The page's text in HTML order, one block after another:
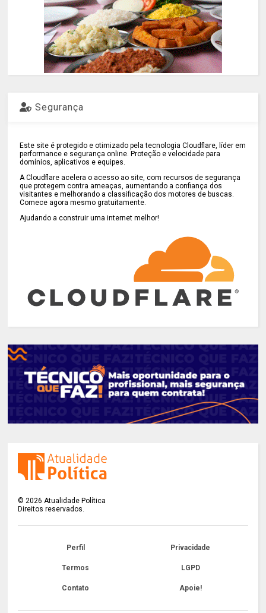
Segurança
Este site é protegido e otimizado pela tecnologia Cloudflare, líder em
performance e segurança online. Proteção e velocidade para
domínios, aplicativos e equipes.
A Cloudflare acelera o acesso ao site, com recursos de segurança
que protegem contra ameaças, aumentando a confiança dos
visitantes e melhorando a classificação dos motores de buscas.
Comece agora mesmo gratuitamente.
Ajudando a construir uma internet melhor!
© 2026 Atualidade Política
Direitos reservados.
Perfil Privacidade
Termos LGPD
Contato Apoie!